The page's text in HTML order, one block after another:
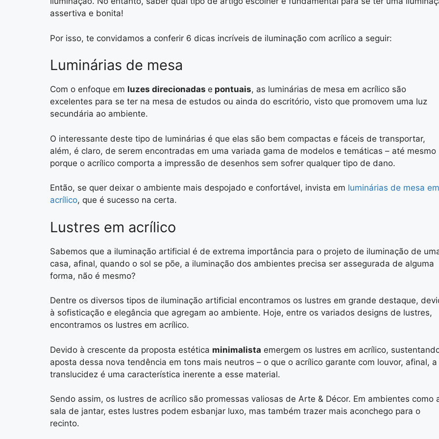
assertiva e bonita!
Por isso, te convidamos a conferir 6 dicas incríveis de iluminação com acrílico a seguir:
Luminárias de mesa
Com o enfoque em luzes direcionadas e pontuais, as luminárias de mesa em acrílico são
excelentes para se ter na mesa de estudos ou ainda do escritório, visto que promovem uma luz
secundária ao ambiente.
O interessante deste tipo de luminárias é que elas são bem compactas e fáceis de transportar,
além, é claro, de serem encontradas em uma variada gama de modelos e temáticas – até mesmo
porque o acrílico comporta a impressão de desenhos sem sofrer qualquer tipo de dano.
Então, se quer deixar o ambiente mais despojado e confortável, invista em luminárias de mesa em
acrílico, que é sucesso na certa.
Lustres em acrílico
Sabemos que a iluminação artificial é de extrema importância para o projeto de iluminação de
casa, afinal, quando o sol se põe, a iluminação dos ambientes precisa ser assegurada de alguma
forma, não é mesmo?
Dentre os diversos tipos de iluminação artificial encontramos os lustres em grande destaque,
à sofisticação e elegância que agregam ao ambiente. Hoje, entre os variados designs de lustres,
encontramos os lustres em acrílico.
Devido à crescente da proposta estética minimalista emergem os lustres em acrílico,
aposta dessa nova tendência em tons mais neutros – o que o acrílico garante com louvor, afinal, a
translucidez é uma característica inerente a esse material.
Sendo assim, os lustres de acrílico são promessas valiosas de Arte & Décor. Em ambientes como
sala de jantar, estes lustres podem esbanjar luxo, mas também trazer mais aconchego para o
recinto.